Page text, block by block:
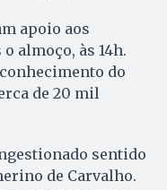
apoio aos
almoço, às 14h.
do
de 20 mil
sentido
de Carvalho.